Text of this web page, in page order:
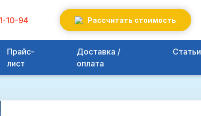
10-94 Рассчитать стоимость
Прайс-
лист
Доставка /
оплата
Статьи